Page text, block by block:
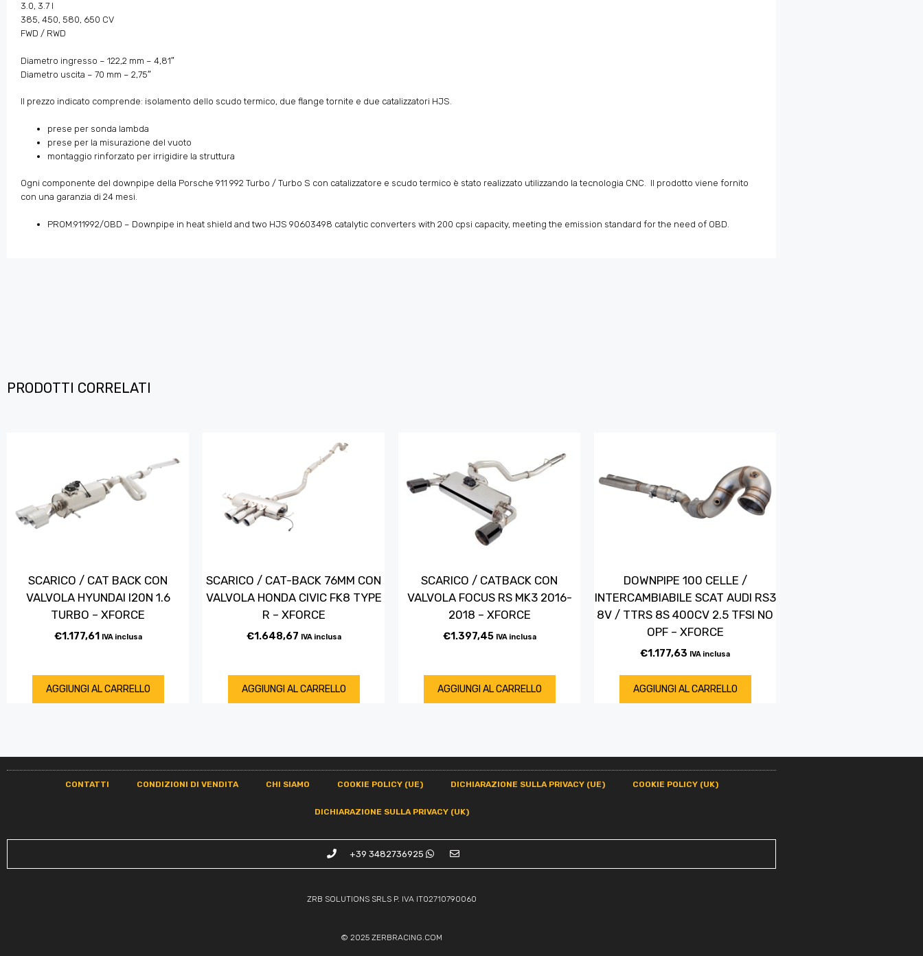
3.0, 3.7 l
385, 450, 580, 650 CV
FWD / RWD
Diametro ingresso – 122,2 mm – 4,81″
Diametro uscita – 70 mm – 2,75″
Il prezzo indicato comprende: isolamento dello scudo termico, due flange tornite e due catalizzatori HJS.
prese per sonda lambda
prese per la misurazione del vuoto
montaggio rinforzato per irrigidire la struttura
Ogni componente del downpipe della Porsche 911 992 Turbo / Turbo S con catalizzatore e scudo termico è stato realizzato utilizzando la tecnologia CNC. Il prodotto viene fornito
con una garanzia di 24 mesi.
PROM.911992/OBD – Downpipe in heat shield and two HJS 90603498 catalytic converters with 200 cpsi capacity, meeting the emission standard for the need of OBD.
PRODOTTI CORRELATI
SCARICO / CAT BACK CON
VALVOLA HYUNDAI I20N 1.6
TURBO – XFORCE
€1.177,61 IVA inclusa
AGGIUNGI AL CARRELLO
SCARICO / CAT-BACK 76MM CON
VALVOLA HONDA CIVIC FK8 TYPE
R – XFORCE
€1.648,67 IVA inclusa
AGGIUNGI AL CARRELLO
SCARICO / CATBACK CON
VALVOLA FOCUS RS MK3 2016-
2018 – XFORCE
€1.397,45 IVA inclusa
AGGIUNGI AL CARRELLO
DOWNPIPE 100 CELLE /
INTERCAMBIABILE SCAT AUDI RS3
8V / TTRS 8S 400CV 2.5 TFSI NO
OPF – XFORCE
€1.177,63 IVA inclusa
AGGIUNGI AL CARRELLO
CONTATTI CONDIZIONI DI VENDITA CHI SIAMO COOKIE POLICY (UE) DICHIARAZIONE SULLA PRIVACY (UE) COOKIE POLICY (UK)
DICHIARAZIONE SULLA PRIVACY (UK)
+39 3482736925
ZRB SOLUTIONS SRLS P. IVA IT02710790060
© 2025 ZERBRACING.COM